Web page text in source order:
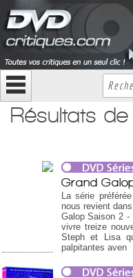
Résultats
Grand
La série
nous revient
Galop Saison 2
vivre treize
Steph et Lisa
palpitantes aven